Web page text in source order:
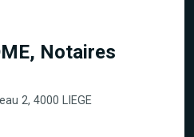
Notaires
2, 4000 LIEGE